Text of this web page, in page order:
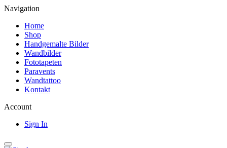
Navigation
Home
Shop
Handgemalte Bilder
Wandbilder
Fototapeten
Paravents
Wandtattoo
Kontakt
Account
Sign In